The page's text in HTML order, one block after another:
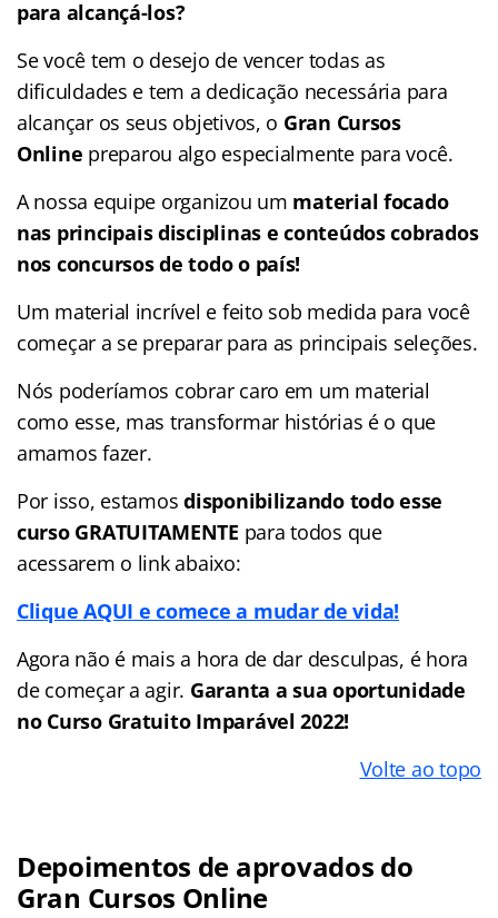
para alcançá-los?
Se você tem o desejo de vencer todas as
dificuldades e tem a dedicação necessária para
alcançar os seus objetivos, o Gran Cursos
Online preparou algo especialmente para você.
A nossa equipe organizou um material focado
nas principais disciplinas e conteúdos cobrados
nos concursos de todo o país!
Um material incrível e feito sob medida para você
começar a se preparar para as principais seleções.
Nós poderíamos cobrar caro em um material
como esse, mas transformar histórias é o que
amamos fazer.
Por isso, estamos disponibilizando todo esse
curso GRATUITAMENTE para todos que
acessarem o link abaixo:
Clique AQUI e comece a mudar de vida!
Agora não é mais a hora de dar desculpas, é hora
de começar a agir. Garanta a sua oportunidade
no Curso Gratuito Imparável 2022!
Volte ao topo
Depoimentos de aprovados do
Gran Cursos Online